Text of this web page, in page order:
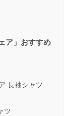
ア」おすすめ
長袖シャツ
ツ